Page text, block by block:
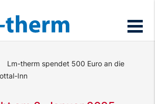
Lm-therm spendet 500 Euro an die
Inn